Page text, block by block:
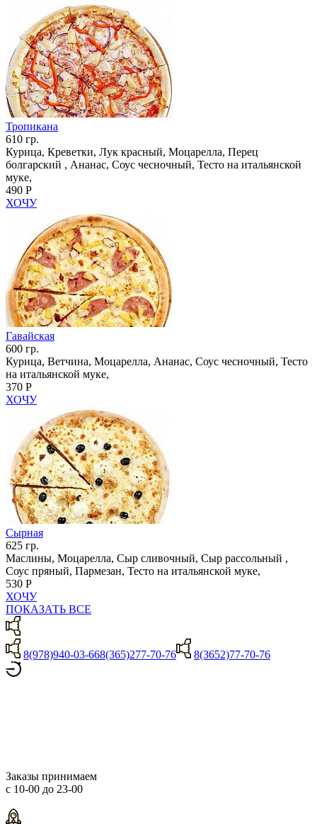
Тропикана
610 гр.
Курица, Креветки, Лук красный, Моцарелла, Перец
болгарский , Ананас, Соус чесночный, Тесто на итальянской
муке,
490 Р
ХОЧУ
Гавайская
600 гр.
Курица, Ветчина, Моцарелла, Ананас, Соус чесночный, Тесто
на итальянской муке,
370 Р
ХОЧУ
Сырная
625 гр.
Маслины, Моцарелла, Сыр сливочный, Сыр рассольный ,
Соус пряный, Пармезан, Тесто на итальянской муке,
530 Р
ХОЧУ
ПОКАЗАТЬ ВСЕ
8(978)940-03-668(365)277-70-76 8(3652)77-70-76
Заказы принимаем
с 10-00 до 23-00